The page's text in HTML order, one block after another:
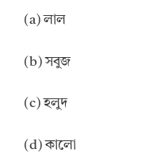
(a) লাল
(b) সবুজ
(c) হলুদ
(d) কালো